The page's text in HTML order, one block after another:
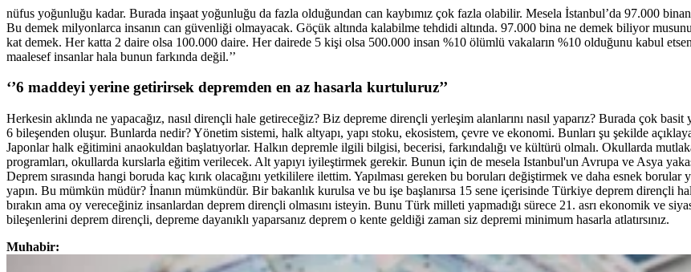
nüfus yoğunluğu kadar. Burada inşaat yoğunluğu da fazla olduğundan can kaybımız çok fazla olabilir. Mesela İstanbul’da 97.000
Bu demek milyonlarca insanın can güvenliği olmayacak. Göçük altında kalabilme tehdidi altında. 97.000 bina ne demek biliyor
kat demek. Her katta 2 daire olsa 100.000 daire. Her dairede 5 kişi olsa 500.000 insan %10 ölümlü vakaların %10 olduğunu kabul
maalesef insanlar hala bunun farkında değil.’’
‘’6 maddeyi yerine getirirsek depremden en az hasarla kurtuluruz’’
Herkesin aklında ne yapacağız, nasıl dirençli hale getireceğiz? Biz depreme dirençli yerleşim alanlarını nasıl yaparız? Burada çok
6 bileşenden oluşur. Bunlarda nedir? Yönetim sistemi, halk altyapı, yapı stoku, ekosistem, çevre ve ekonomi. Bunları şu şekilde
Japonlar halk eğitimini anaokuldan başlatıyorlar. Halkın depremle ilgili bilgisi, becerisi, farkındalığı ve kültürü olmalı. Okullarda
programları, okullarda kurslarla eğitim verilecek. Alt yapıyı iyileştirmek gerekir. Bunun için de mesela Istanbul'un Avrupa ve Asya
Deprem sırasında hangi boruda kaç kırık olacağını yetkililere ilettim. Yapılması gereken bu boruları değiştirmek ve daha esnek
yapın. Bu mümkün müdür? İnanın mümkündür. Bir bakanlık kurulsa ve bu işe başlanırsa 15 sene içerisinde Türkiye deprem dirençli
bırakın ama oy vereceğiniz insanlardan deprem dirençli olmasını isteyin. Bunu Türk milleti yapmadığı sürece 21. asrı ekonomik ve
bileşenlerini deprem dirençli, depreme dayanıklı yaparsanız deprem o kente geldiği zaman siz depremi minimum hasarla atlatırsınız.
Muhabir: